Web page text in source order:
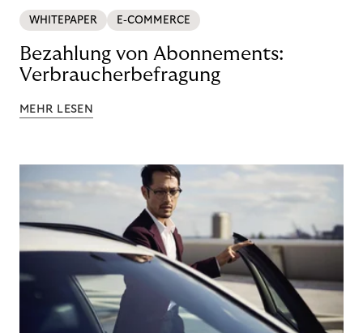
WHITEPAPER E-COMMERCE
Bezahlung von Abonnements:
Verbraucherbefragung
MEHR LESEN